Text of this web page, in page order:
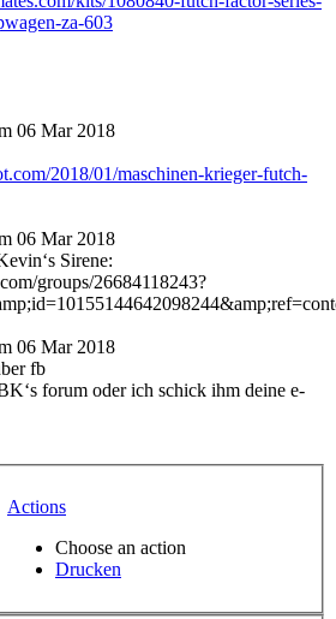
za-603
06 Mar 2018
2018/01/maschinen-krieger-futch-
06 Mar 2018
Sirene:
groups/26684118243?
06 Mar 2018
fb
forum oder ich schick ihm deine e-
Actions
Choose an action
Drucken